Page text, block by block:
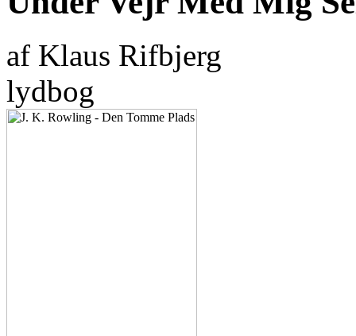
af Klaus Rifbjerg
lydbog